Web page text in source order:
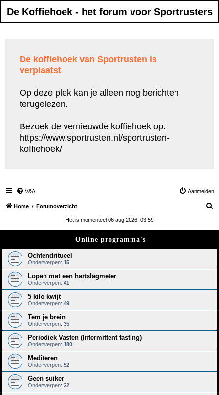
De Koffiehoek - het forum voor Sportrusters
De koffiehoek van Sportrusten is
verplaatst
Op deze plek kan je alleen nog berichten
terugelezen.
Bezoek de vernieuwde koffiehoek op:
https://www.sportrusten.nl/sportrusten-
koffiehoek/
V&A Aanmelden
Home Forumoverzicht
Het is momenteel 06 aug 2026, 03:59
Online programma's
Ochtendritueel
Onderwerpen: 15
Lopen met een hartslagmeter
Onderwerpen: 41
5 kilo kwijt
Onderwerpen: 49
Tem je brein
Onderwerpen: 35
Periodiek Vasten (Intermittent fasting)
Onderwerpen: 180
Mediteren
Onderwerpen: 52
Geen suiker
Onderwerpen: 22